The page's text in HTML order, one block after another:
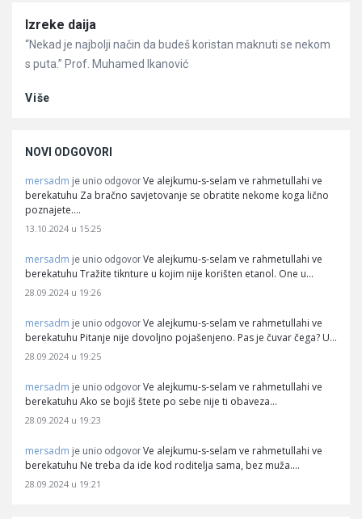
Članci
Izreke daija
“Nekad je najbolji način da budeš koristan maknuti se nekom
s puta.” Prof. Muhamed Ikanović
Više
NOVI ODGOVORI
mersadm je unio odgovor Ve alejkumu-s-selam ve rahmetullahi ve
berekatuhu Za bračno savjetovanje se obratite nekome koga lično
poznajete.…
13.10.2024 u 15:25
mersadm je unio odgovor Ve alejkumu-s-selam ve rahmetullahi ve
berekatuhu Tražite tiknture u kojim nije korišten etanol. One u…
28.09.2024 u 19:26
mersadm je unio odgovor Ve alejkumu-s-selam ve rahmetullahi ve
berekatuhu Pitanje nije dovoljno pojašenjeno. Pas je čuvar čega? U…
28.09.2024 u 19:25
mersadm je unio odgovor Ve alejkumu-s-selam ve rahmetullahi ve
berekatuhu Ako se bojiš štete po sebe nije ti obaveza…
28.09.2024 u 19:23
mersadm je unio odgovor Ve alejkumu-s-selam ve rahmetullahi ve
berekatuhu Ne treba da ide kod roditelja sama, bez muža.…
28.09.2024 u 19:21